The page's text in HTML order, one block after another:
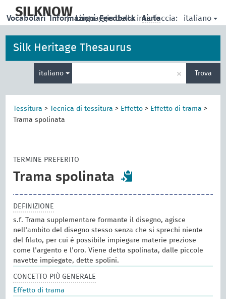
main
SILKNOW
| Linguaggio della interfaccia: italiano
Vocabolari Informazioni Feedback Aiuto
Silk Heritage Thesaurus
italiano
per
la
× Trova
Tessitura > Tecnica di tessitura > Effetto > Effetto di trama >
Trama spolinata
TERMINE PREFERITO
Trama spolinata
DEFINIZIONE
s.f. Trama supplementare formante il disegno, agisce
nell'ambito del disegno stesso senza che si sprechi niente
del filato, per cui è possibile impiegare materie preziose
come l'argento e l'oro. Viene detta spolinata, dalle piccole
navette impiegate, dette spolini.
CONCETTO PIÙ GENERALE
Effetto di trama